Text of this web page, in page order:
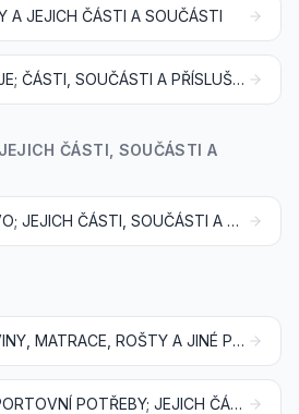
A JEJICH ČÁSTI A SOUČÁSTI
HUDEBNÍ NÁSTROJE; ČÁSTI, SOUČÁSTI A PŘÍSLUŠENSTVÍ TĚCHTO NÁSTROJŮ
ČÁSTI, SOUČÁSTI A
ZBRANĚ A STŘELIVO; JEJICH ČÁSTI, SOUČÁSTI A PŘÍSLUŠENSTVÍ
NÁBYTEK; LŮŽKOVINY, MATRACE, ROŠTY A JINÉ PODPĚRY MATRACÍ, POLŠTÁŘE A PODOBNÉ VYCPÁVANÉ VÝROBKY; SVÍTIDLA A OSVĚTLOVACÍ ZAŘÍZENÍ, JINDE NEUVEDENÁ ANI NEZAHRNUTÁ; SVĚTELNÉ REKLAMY, SVĚTELNÉ ZNAKY, SVĚTELNÉ UKAZATELE A PODOBNÉ VÝROBKY; MONTOVANÉ STAVBY
HRAČKY, HRY A SPORTOVNÍ POTŘEBY; JEJICH ČÁSTI, SOUČÁSTI A PŘÍSLUŠENSTVÍ